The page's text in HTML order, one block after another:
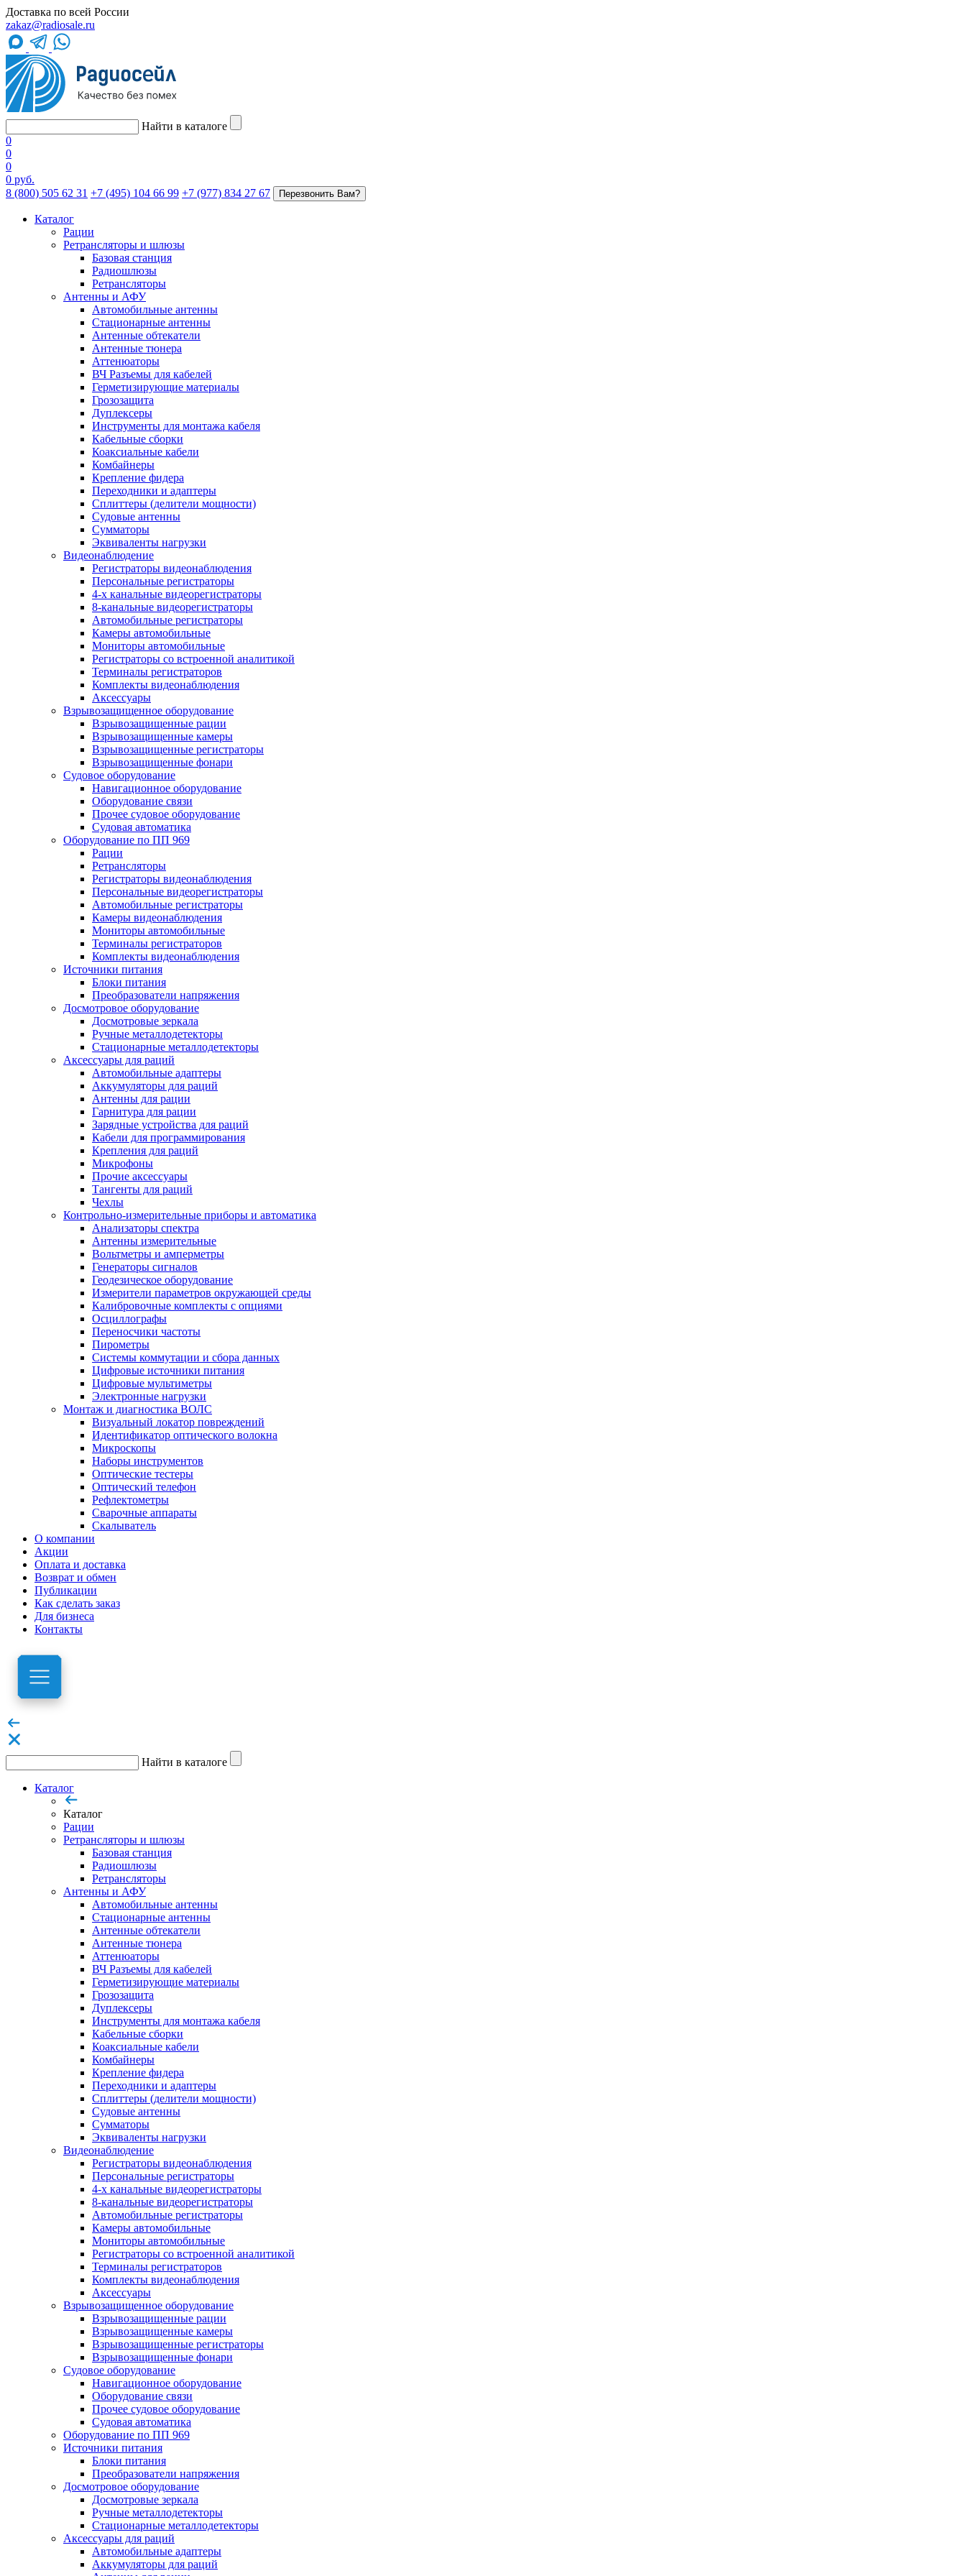
Доставка по всей России
zakaz@radiosale.ru
Найти в каталоге
0
0
0
0 руб.
8 (800) 505 62 31 +7 (495) 104 66 99 +7 (977) 834 27 67 Перезвонить Вам?
Каталог
Рации
Ретрансляторы и шлюзы
Базовая станция
Радиошлюзы
Ретрансляторы
Антенны и АФУ
Автомобильные антенны
Стационарные антенны
Антенные обтекатели
Антенные тюнера
Аттенюаторы
ВЧ Разъемы для кабелей
Герметизирующие материалы
Грозозащита
Дуплексеры
Инструменты для монтажа кабеля
Кабельные сборки
Коаксиальные кабели
Комбайнеры
Крепление фидера
Переходники и адаптеры
Сплиттеры (делители мощности)
Судовые антенны
Сумматоры
Эквиваленты нагрузки
Видеонаблюдение
Регистраторы видеонаблюдения
Персональные регистраторы
4-х канальные видеорегистраторы
8-канальные видеорегистраторы
Автомобильные регистраторы
Камеры автомобильные
Мониторы автомобильные
Регистраторы со встроенной аналитикой
Терминалы регистраторов
Комплекты видеонаблюдения
Аксессуары
Взрывозащищенное оборудование
Взрывозащищенные рации
Взрывозащищенные камеры
Взрывозащищенные регистраторы
Взрывозащищенные фонари
Судовое оборудование
Навигационное оборудование
Оборудование связи
Прочее судовое оборудование
Судовая автоматика
Оборудование по ПП 969
Рации
Ретрансляторы
Регистраторы видеонаблюдения
Персональные видеорегистраторы
Автомобильные регистраторы
Камеры видеонаблюдения
Мониторы автомобильные
Терминалы регистраторов
Комплекты видеонаблюдения
Источники питания
Блоки питания
Преобразователи напряжения
Досмотровое оборудование
Досмотровые зеркала
Ручные металлодетекторы
Стационарные металлодетекторы
Аксессуары для раций
Автомобильные адаптеры
Аккумуляторы для раций
Антенны для рации
Гарнитура для рации
Зарядные устройства для раций
Кабели для программирования
Крепления для раций
Микрофоны
Прочие аксессуары
Тангенты для раций
Чехлы
Контрольно-измерительные приборы и автоматика
Анализаторы спектра
Антенны измерительные
Вольтметры и амперметры
Генераторы сигналов
Геодезическое оборудование
Измерители параметров окружающей среды
Калибровочные комплекты с опциями
Осциллографы
Переносчики частоты
Пирометры
Системы коммутации и сбора данных
Цифровые источники питания
Цифровые мультиметры
Электронные нагрузки
Монтаж и диагностика ВОЛС
Визуальный локатор повреждений
Идентификатор оптического волокна
Микроскопы
Наборы инструментов
Оптические тестеры
Оптический телефон
Рефлектометры
Сварочные аппараты
Скалыватель
О компании
Акции
Оплата и доставка
Возврат и обмен
Публикации
Как сделать заказ
Для бизнеса
Контакты
Найти в каталоге
Каталог
Каталог
Рации
Ретрансляторы и шлюзы
Базовая станция
Радиошлюзы
Ретрансляторы
Антенны и АФУ
Автомобильные антенны
Стационарные антенны
Антенные обтекатели
Антенные тюнера
Аттенюаторы
ВЧ Разъемы для кабелей
Герметизирующие материалы
Грозозащита
Дуплексеры
Инструменты для монтажа кабеля
Кабельные сборки
Коаксиальные кабели
Комбайнеры
Крепление фидера
Переходники и адаптеры
Сплиттеры (делители мощности)
Судовые антенны
Сумматоры
Эквиваленты нагрузки
Видеонаблюдение
Регистраторы видеонаблюдения
Персональные регистраторы
4-х канальные видеорегистраторы
8-канальные видеорегистраторы
Автомобильные регистраторы
Камеры автомобильные
Мониторы автомобильные
Регистраторы со встроенной аналитикой
Терминалы регистраторов
Комплекты видеонаблюдения
Аксессуары
Взрывозащищенное оборудование
Взрывозащищенные рации
Взрывозащищенные камеры
Взрывозащищенные регистраторы
Взрывозащищенные фонари
Судовое оборудование
Навигационное оборудование
Оборудование связи
Прочее судовое оборудование
Судовая автоматика
Оборудование по ПП 969
Источники питания
Блоки питания
Преобразователи напряжения
Досмотровое оборудование
Досмотровые зеркала
Ручные металлодетекторы
Стационарные металлодетекторы
Аксессуары для раций
Автомобильные адаптеры
Аккумуляторы для раций